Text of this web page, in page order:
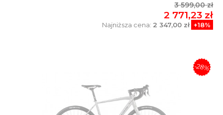
3 599,00 zł
2 771,23 zł
Najniższa cena: 2 347,00 zł +18%
-28%